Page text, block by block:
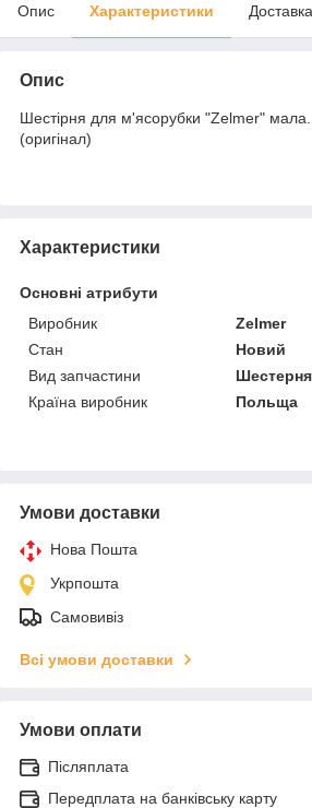
Опис Характеристики Доставка
Опис
Шестірня для м'ясорубки "Zelmer"
(оригінал)
Характеристики
Основні атрибути
Виробник
Zelmer
Стан
Новий
Вид запчастини
Шестерня
Країна виробник
Польща
Умови доставки
Нова Пошта
Укрпошта
Самовивіз
Всі умови доставки
Умови оплати
Післяплата
Передплата на банківську карту